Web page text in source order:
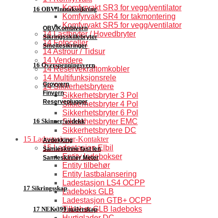
16 OBV/Inntakssikring
OBV/Kombivern
Sikringsskillebryter
Smeltesikringer
16 Overspenningsvern
Grovvern
Finvern
Reserveplugger
16 Skinner/avdekk
Avdekking
Samleskinne fast len
Samleskinner Meter
17 Sikringsskap
17 NEK 399 målerskap
Komfyrvakt SR3 for vegg/ventilator
Komfyrvakt SR4 for takmontering
Komfyrvakt SR5 for vegg/ventilator
14 Lastbryter / Hovedbryter
14 Fotoceller
14 Astrour / Tidsur
14 Vendere
14 Reservekraftomkobler
14 Multifunksjonsrele
14 Sikkerhetsbrytere
Sikkerhetsbryter 3 Pol
Sikkerhetsbryter 4 Pol
Sikkerhetsbryter 6 Pol
Sikkerhetsbryter EMC
Sikkerhetsbrytere DC
15 Ladestasjoner-Kontakter
15 Ladestasjon Elbil
Entity ladebokser
Entity tilbehør
Entity lastbalansering
Ladestasjon LS4 OCPP
Ladeboks GLB
Ladestasjon GTB+ OCPP
Tilbehør GLB ladeboks